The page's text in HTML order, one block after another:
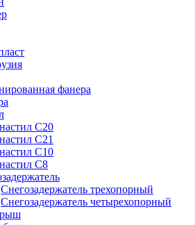
фанера
С20
С21
С10
С8
Снегозадержатель трехопорный
Снегозадержатель четырехопорный